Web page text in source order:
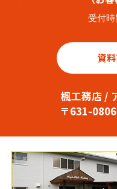
受付
資
楓工務店 /
〒631-